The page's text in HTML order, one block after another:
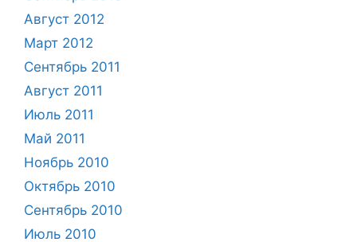
Август 2012
Март 2012
Сентябрь 2011
Август 2011
Июль 2011
Май 2011
Ноябрь 2010
Октябрь 2010
Сентябрь 2010
Июль 2010